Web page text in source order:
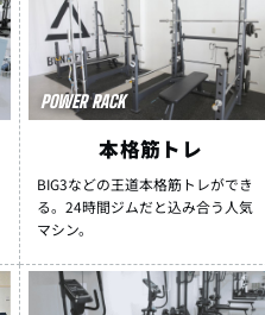
POWER RACK
本格筋トレ
BIG3などの王道本格筋トレができ
る。24時間ジムだと込み合う人気
マシン。